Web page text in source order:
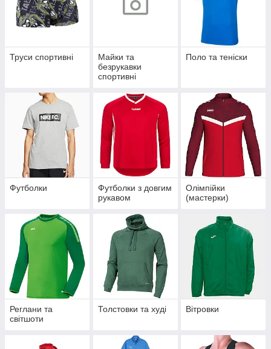
Труси спортивні
Майки та
безрукавки
спортивні
Поло та теніски
Футболки
Футболки з довгим
рукавом
Олімпійки
(мастерки)
Реглани та
світшоти
Толстовки та худі Вітровки